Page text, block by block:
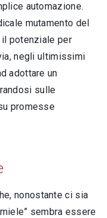
automazione.
mutamento del
potenziale per
negli ultimissimi
adottare un
sulle
promesse
nonostante ci sia
sembra essere